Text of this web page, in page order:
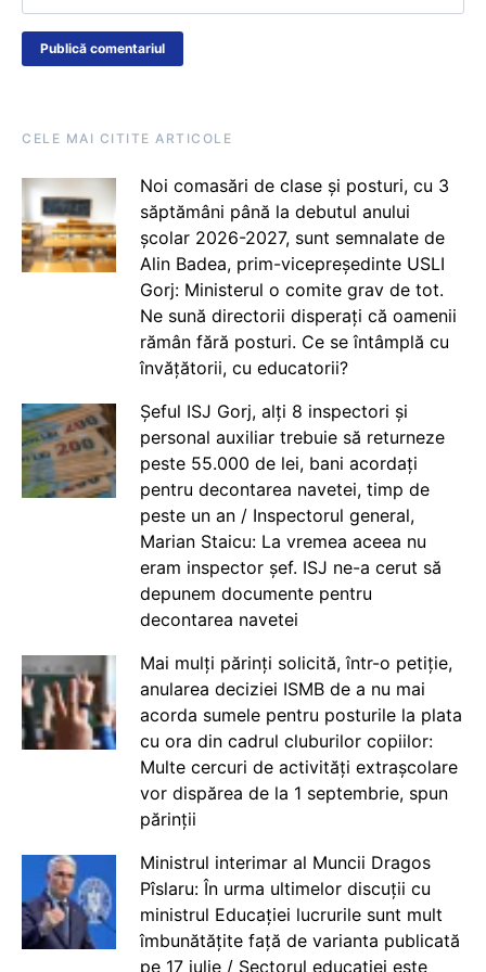
CELE MAI CITITE ARTICOLE
Noi comasări de clase și posturi, cu 3
săptămâni până la debutul anului
școlar 2026-2027, sunt semnalate de
Alin Badea, prim-vicepreședinte USLI
Gorj: Ministerul o comite grav de tot.
Ne sună directorii disperați că oamenii
rămân fără posturi. Ce se întâmplă cu
învățătorii, cu educatorii?
Șeful ISJ Gorj, alți 8 inspectori și
personal auxiliar trebuie să returneze
peste 55.000 de lei, bani acordați
pentru decontarea navetei, timp de
peste un an / Inspectorul general,
Marian Staicu: La vremea aceea nu
eram inspector șef. ISJ ne-a cerut să
depunem documente pentru
decontarea navetei
Mai mulți părinți solicită, într-o petiție,
anularea deciziei ISMB de a nu mai
acorda sumele pentru posturile la plata
cu ora din cadrul cluburilor copiilor:
Multe cercuri de activități extrașcolare
vor dispărea de la 1 septembrie, spun
părinții
Ministrul interimar al Muncii Dragos
Pîslaru: În urma ultimelor discuții cu
ministrul Educației lucrurile sunt mult
îmbunătățite față de varianta publicată
pe 17 iulie / Sectorul educației este